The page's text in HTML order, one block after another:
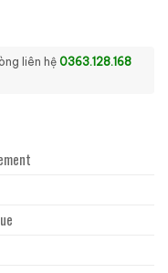
liên hệ 0363.128.168